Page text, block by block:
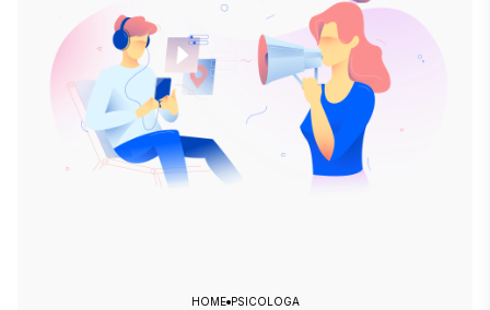
HOME PSICOLOGA